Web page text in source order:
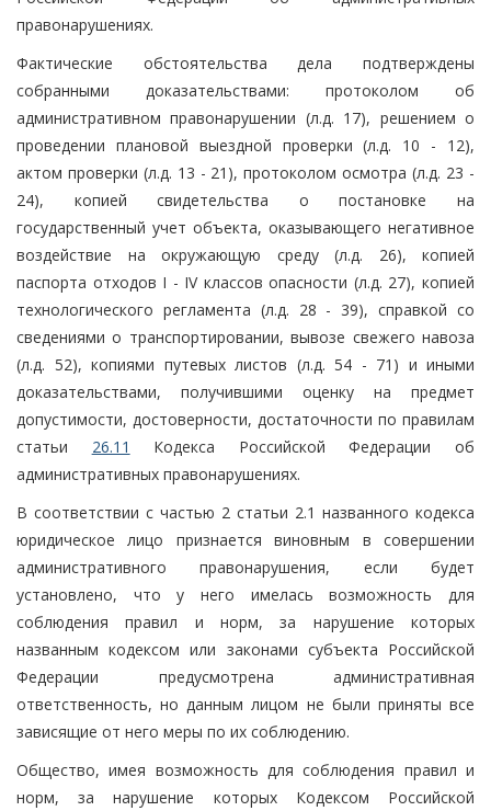
правонарушениях.
Фактические обстоятельства дела подтверждены
собранными доказательствами: протоколом об
административном правонарушении (л.д. 17), решением о
проведении плановой выездной проверки (л.д. 10 - 12),
актом проверки (л.д. 13 - 21), протоколом осмотра (л.д. 23 -
24), копией свидетельства о постановке на
государственный учет объекта, оказывающего негативное
воздействие на окружающую среду (л.д. 26), копией
паспорта отходов I - IV классов опасности (л.д. 27), копией
технологического регламента (л.д. 28 - 39), справкой со
сведениями о транспортировании, вывозе свежего навоза
(л.д. 52), копиями путевых листов (л.д. 54 - 71) и иными
доказательствами, получившими оценку на предмет
допустимости, достоверности, достаточности по правилам
статьи 26.11
Кодекса Российской Федерации об
административных правонарушениях.
В соответствии с частью 2 статьи 2.1 названного кодекса
юридическое лицо признается виновным в совершении
административного правонарушения, если будет
установлено, что у него имелась возможность для
соблюдения правил и норм, за нарушение которых
названным кодексом или законами субъекта Российской
Федерации предусмотрена административная
ответственность, но данным лицом не были приняты все
зависящие от него меры по их соблюдению.
Общество, имея возможность для соблюдения правил и
норм, за нарушение которых Кодексом Российской